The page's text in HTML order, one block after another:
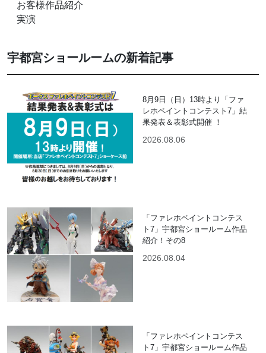
お客様作品紹介
実演
宇都宮ショールームの新着記事
8月9日（日）13時より「ファ
レホペイントコンテスト7」結
果発表＆表彰式開催 ！
2026.08.06
「ファレホペイントコンテス
ト7」宇都宮ショールーム作品
紹介！その8
2026.08.04
「ファレホペイントコンテス
ト7」宇都宮ショールーム作品